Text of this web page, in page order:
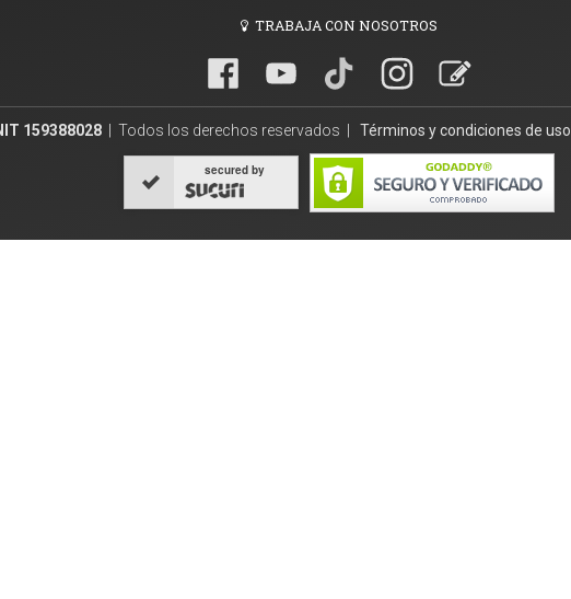
TRABAJA CON NOSOTROS
159388028| Todos los derechos reservados | Términos y condiciones de uso
secured by